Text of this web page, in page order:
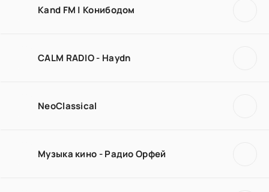
Kand FM | Конибодом
CALM RADIO - Haydn
NeoClassical
Музыка кино - Радио Орфей